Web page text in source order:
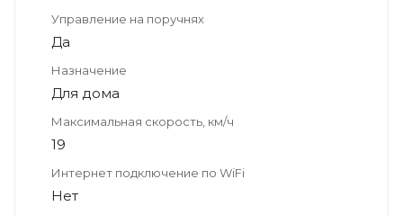
Управление на поручнях
Да
Назначение
Для дома
Максимальная скорость, км/ч
19
Интернет подключение по WiFi
Нет